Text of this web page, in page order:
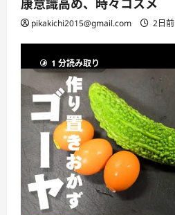
康意識高め、時々コスメ
pikakichi2015@gmail.com 2日前
1 分読み取り